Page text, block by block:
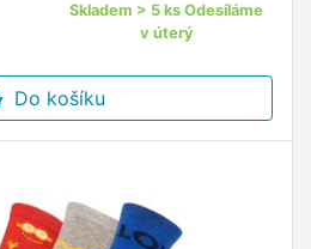
Skladem > 5 ks Odesíláme
v úterý
Do košíku